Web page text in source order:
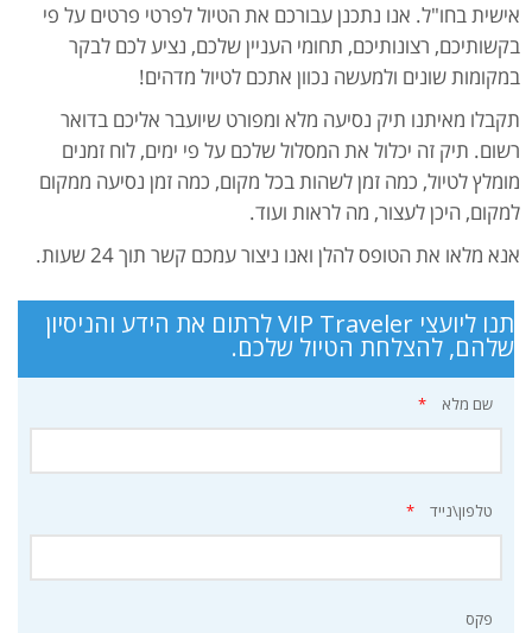
אישית בחו"ל. אנו נתכנן עבורכם את הטיול לפרטי פרטים על פי
בקשותיכם, רצונותיכם, תחומי העניין שלכם, נציע לכם לבקר
במקומות שונים ולמעשה נכוון אתכם לטיול מדהים!
תקבלו מאיתנו תיק נסיעה מלא ומפורט שיועבר אליכם בדואר
רשום. תיק זה יכלול את המסלול שלכם על פי ימים, לוח זמנים
מומלץ לטיול, כמה זמן לשהות בכל מקום, כמה זמן נסיעה ממקום
למקום, היכן לעצור, מה לראות ועוד.
אנא מלאו את הטופס להלן ואנו ניצור עמכם קשר תוך 24 שעות.
תנו ליועצי VIP Traveler לרתום את הידע והניסיון
שלהם, להצלחת הטיול שלכם.
שם מלא *
טלפון\נייד *
פקס